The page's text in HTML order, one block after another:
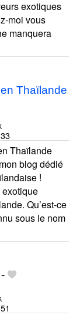
exotiques
moi vous
manquera
Thaïlande
Thaïlande
blog dédié
!
exotique
Qu’est-ce
sous le nom
-